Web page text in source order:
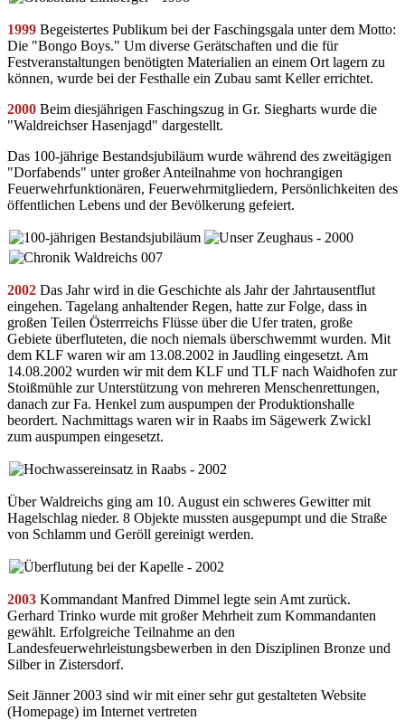
1999 Begeistertes Publikum bei der Faschingsgala unter dem Motto:
Die "Bongo Boys." Um diverse Gerätschaften und die für
Festveranstaltungen benötigten Materialien an einem Ort lagern zu
können, wurde bei der Festhalle ein Zubau samt Keller errichtet.
2000 Beim diesjährigen Faschingszug in Gr. Siegharts wurde die
"Waldreichser Hasenjagd" dargestellt.
Das 100-jährige Bestandsjubiläum wurde während des zweitägigen
"Dorfabends" unter großer Anteilnahme von hochrangigen
Feuerwehrfunktionären, Feuerwehrmitgliedern, Persönlichkeiten des
öffentlichen Lebens und der Bevölkerung gefeiert.
2002 Das Jahr wird in die Geschichte als Jahr der Jahrtausentflut
eingehen. Tagelang anhaltender Regen, hatte zur Folge, dass in
großen Teilen Österrreichs Flüsse über die Ufer traten, große
Gebiete überfluteten, die noch niemals überschwemmt wurden. Mit
dem KLF waren wir am 13.08.2002 in Jaudling eingesetzt. Am
14.08.2002 wurden wir mit dem KLF und TLF nach Waidhofen zur
Stoißmühle zur Unterstützung von mehreren Menschenrettungen,
danach zur Fa. Henkel zum auspumpen der Produktionshalle
beordert. Nachmittags waren wir in Raabs im Sägewerk Zwickl
zum auspumpen eingesetzt.
Über Waldreichs ging am 10. August ein schweres Gewitter mit
Hagelschlag nieder. 8 Objekte mussten ausgepumpt und die Straße
von Schlamm und Geröll gereinigt werden.
2003 Kommandant Manfred Dimmel legte sein Amt zurück.
Gerhard Trinko wurde mit großer Mehrheit zum Kommandanten
gewählt. Erfolgreiche Teilnahme an den
Landesfeuerwehrleistungsbewerben in den Disziplinen Bronze und
Silber in Zistersdorf.
Seit Jänner 2003 sind wir mit einer sehr gut gestalteten Website
(Homepage) im Internet vertreten